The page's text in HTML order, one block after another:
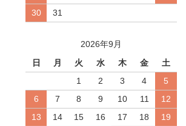
30
31
2026年9月
日
月 火 水 木 金
土
1
2 3 4
5
6
7 8 9 10 11
12
13
14 15 16 17 18
19